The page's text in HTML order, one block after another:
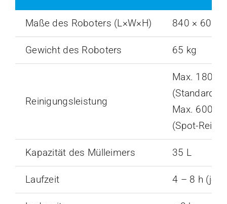
Maße des Roboters (L×W×H) 840 × 600
Gewicht des Roboters 65 kg
Reinigungsleistung
Max.
(Standard-
Max.
(Spot-
Kapazität des Mülleimers 35 L
Laufzeit 4 – 8 h (je